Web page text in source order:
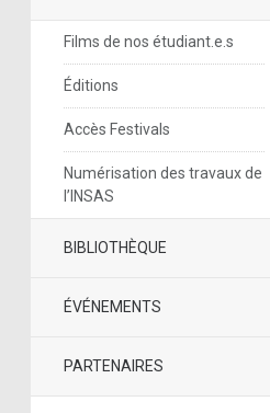
Films de nos étudiant.e.s
Éditions
Accès Festivals
Numérisation des travaux de
l’INSAS
BIBLIOTHÈQUE
ÉVÉNEMENTS
PARTENAIRES